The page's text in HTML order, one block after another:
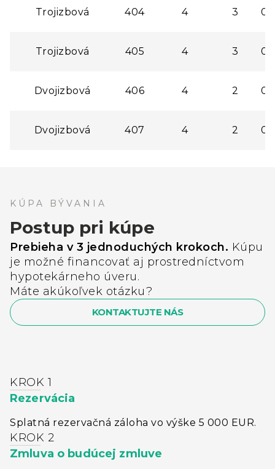
Trojizbová 404 4 3
Trojizbová 405 4 3
Dvojizbová 406 4 2
Dvojizbová 407 4 2
KÚPA BÝVANIA
Postup pri kúpe
Prebieha v 3 jednoduchých krokoch. Kúpu
je možné financovať aj prostredníctvom
hypotekárneho úveru.
Máte akúkoľvek otázku?
KONTAKTUJTE NÁS
KROK 1
Rezervácia
Splatná rezervačná záloha vo výške 5 000 EUR.
KROK 2
Zmluva o budúcej zmluve